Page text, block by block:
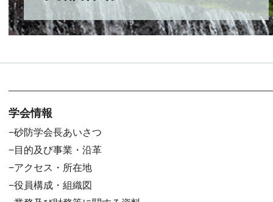
学会情報
砂防学会長あいさつ
目的及び事業・沿革
アクセス・所在地
役員構成・組織図